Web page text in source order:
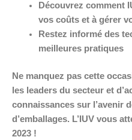
Découvrez comment
vos coûts et à gérer
Restez informé des
meilleures pratiques
Ne manquez pas cette
les leaders du secteur et
connaissances sur l’avenir
d’emballages. L’IUV vous
2023 !